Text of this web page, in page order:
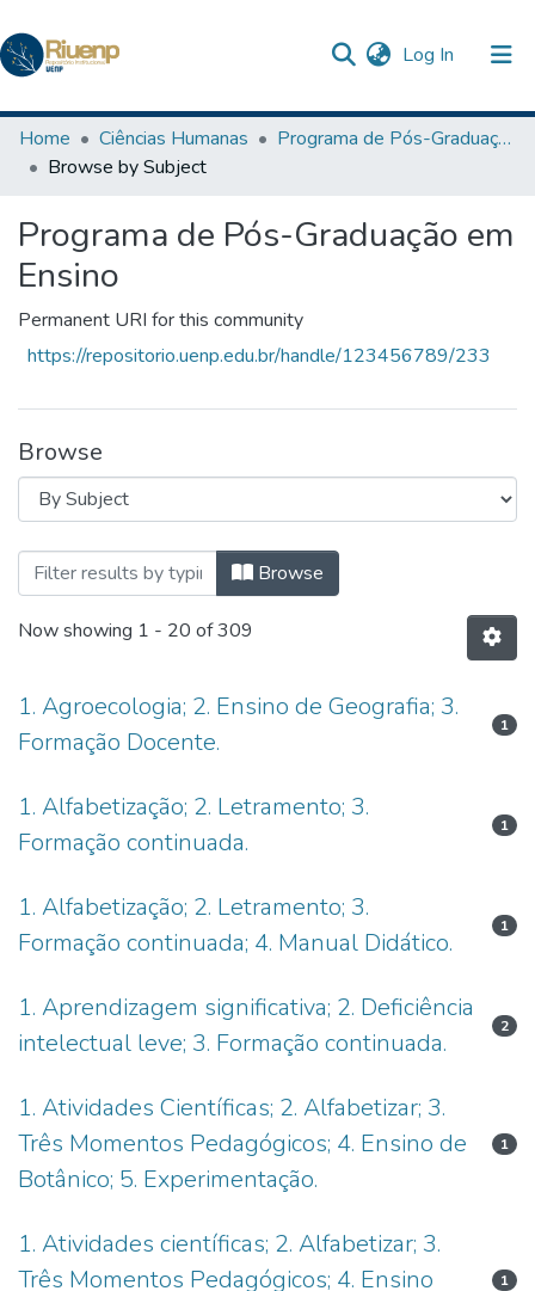
Log In (current)
Communities & Collections
Browse DSpace
The Repository
Home Ciências Humanas
Programa de Pós-Graduação em Ensino
Browse by Subject
Programa de Pós-Graduação em
Ensino
Permanent URI for this community
https://repositorio.uenp.edu.br/handle/123456789/233
Browse
Browsing Programa de Pós-Graduação
Browse
Now showing 1 - 20 of 309
1. Agroecologia; 2. Ensino de Geografia; 3.
Formação Docente.
1
1. Alfabetização; 2. Letramento; 3.
Formação continuada.
1
1. Alfabetização; 2. Letramento; 3.
Formação continuada; 4. Manual Didático.
1
1. Aprendizagem significativa; 2. Deficiência
intelectual leve; 3. Formação continuada.
2
1. Atividades Científicas; 2. Alfabetizar; 3.
Três Momentos Pedagógicos; 4. Ensino de
Botânico; 5. Experimentação.
1
1. Atividades científicas; 2. Alfabetizar; 3.
Três Momentos Pedagógicos; 4. Ensino
1